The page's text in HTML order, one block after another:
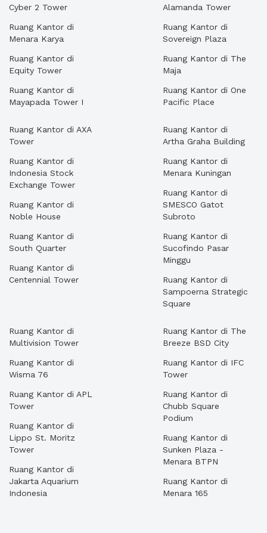
Cyber 2 Tower
Ruang Kantor di
Menara Karya
Ruang Kantor di
Equity Tower
Ruang Kantor di
Mayapada Tower I
Alamanda Tower
Ruang Kantor di
Sovereign Plaza
Ruang Kantor di The
Maja
Ruang Kantor di One
Pacific Place
Ruang Kantor di AXA
Tower
Ruang Kantor di
Indonesia Stock
Exchange Tower
Ruang Kantor di
Noble House
Ruang Kantor di
South Quarter
Ruang Kantor di
Centennial Tower
Ruang Kantor di
Artha Graha Building
Ruang Kantor di
Menara Kuningan
Ruang Kantor di
SMESCO Gatot
Subroto
Ruang Kantor di
Sucofindo Pasar
Minggu
Ruang Kantor di
Sampoerna Strategic
Square
Ruang Kantor di
Multivision Tower
Ruang Kantor di
Wisma 76
Ruang Kantor di APL
Tower
Ruang Kantor di
Lippo St. Moritz
Tower
Ruang Kantor di
Jakarta Aquarium
Indonesia
Ruang Kantor di The
Breeze BSD City
Ruang Kantor di IFC
Tower
Ruang Kantor di
Chubb Square
Podium
Ruang Kantor di
Sunken Plaza -
Menara BTPN
Ruang Kantor di
Menara 165